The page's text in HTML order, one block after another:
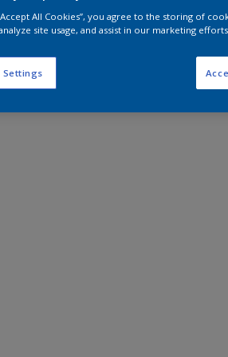
All Cookies”, you agree to the storing of
site usage, and assist in our marketing
Settings